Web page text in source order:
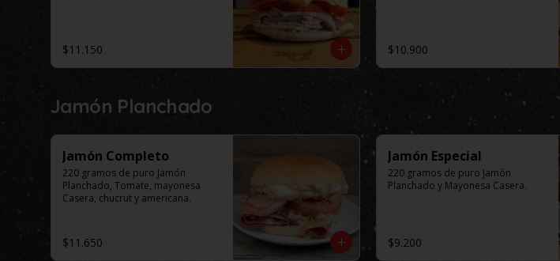
$11.150 $10.900
Jamón Planchado
Jamón Completo
220 gramos de puro Jamón
Planchado, Tomate, mayonesa
Casera, chucrut y americana.
$11.650
Jamón Especial
220 gramos de puro Jamón
Planchado y Mayonesa Casera.
$9.200